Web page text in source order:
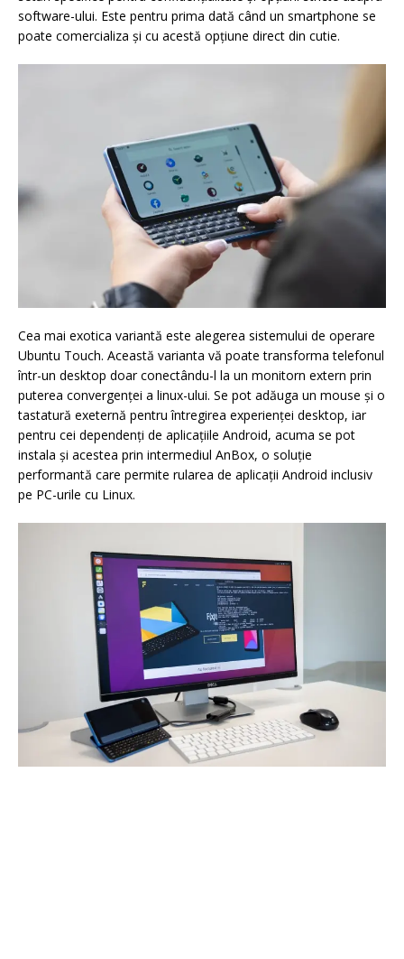
software-ului. Este pentru prima dată când un smartphone se
poate comercializa și cu acestă opțiune direct din cutie.
Cea mai exotica variantă este alegerea sistemului de operare
Ubuntu Touch. Această varianta vă poate transforma telefonul
într-un desktop doar conectându-l la un monitorn extern prin
puterea convergenței a linux-ului. Se pot adăuga un mouse și o
tastatură exeternă pentru întregirea experienței desktop, iar
pentru cei dependenți de aplicațiile Android, acuma se pot
instala și acestea prin intermediul AnBox, o soluție
performantă care permite rularea de aplicații Android inclusiv
pe PC-urile cu Linux.